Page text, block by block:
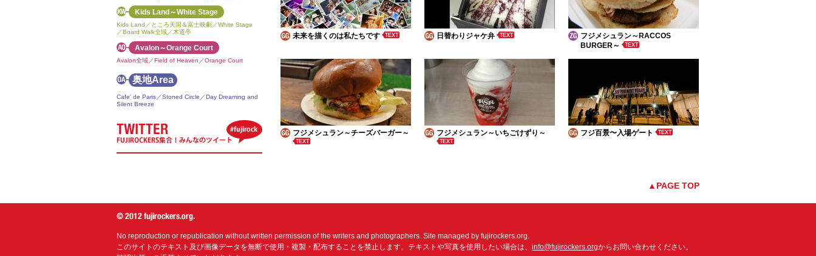
未来を描くのは私たちです 日替わりジャケ弁
フジメシュラン～RACCOS
BURGER～
フジメシュラン～チーズバーガー～ フジメシュラン～いちごけずり～ フジ百景〜入場ゲート
Kids Land～White Stage
Kids Land／ところ天国＆富士映劇／White Stage
／Board Walk全域／木道亭
Avalon～Orange Court
Avalon全域／Field of Heaven／Orange Court
奥地Area
Cafe' de Paris／Stoned Circle／Day Dreaming and
Silent Breeze
▲PAGE TOP
No reproduction or republication without written permission of the writers and photographers. Site managed by fujirockers.org.
このサイトのテキスト及び画像データを無断で使用・複製・配布することを禁止します。テキストや写真を使用したい場合は、 info@fujirockers.orgからお問い合わせください。